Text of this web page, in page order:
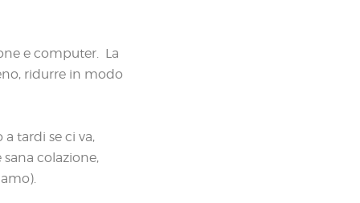
e computer. La
ridurre in modo
tardi se ci va,
colazione,